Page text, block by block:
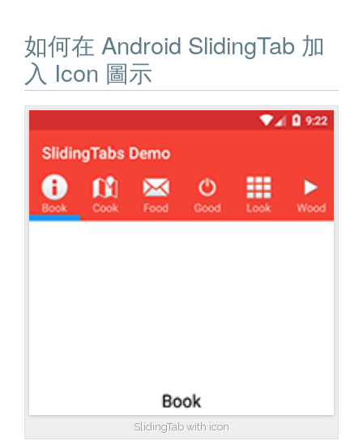
如何在 Android SlidingTab 加
入 Icon 圖示
SlidingTab with icon